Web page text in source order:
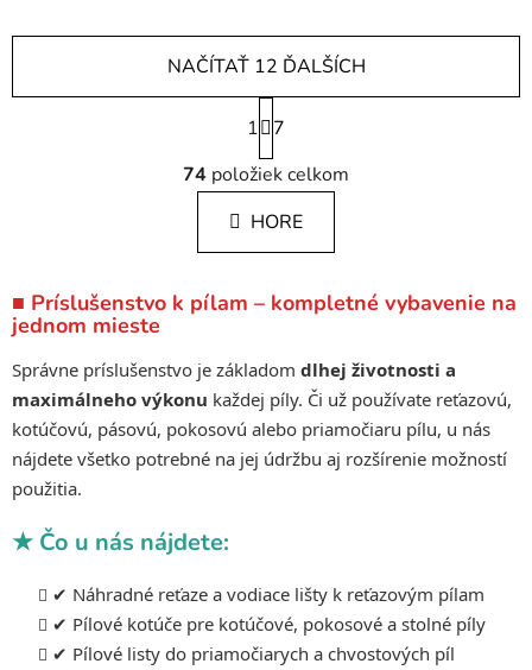
O
v
l
á
d
c
e
p
r
v
k
i
s
u
NAČÍTAŤ 12 ĎALŠÍCH
S
t
r
á
n
k
a
n
1
7
74 položiek celkom
HORE
■ Príslušenstvo k pílam – kompletné vybavenie na
jednom mieste
Správne príslušenstvo je základom dlhej životnosti a
maximálneho výkonu každej píly. Či už používate reťazovú,
kotúčovú, pásovú, pokosovú alebo priamočiaru pílu, u nás
nájdete všetko potrebné na jej údržbu aj rozšírenie možností
použitia.
★ Čo u nás nájdete:
✔ Náhradné reťaze a vodiace lišty k reťazovým pílam
✔ Pílové kotúče pre kotúčové, pokosové a stolné píly
✔ Pílové listy do priamočiarych a chvostových píl